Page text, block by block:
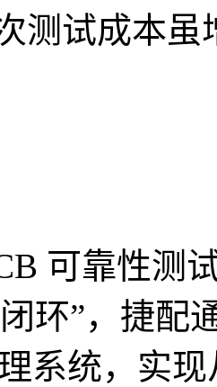
测试成本
可靠性测
环”，捷配
系统，实